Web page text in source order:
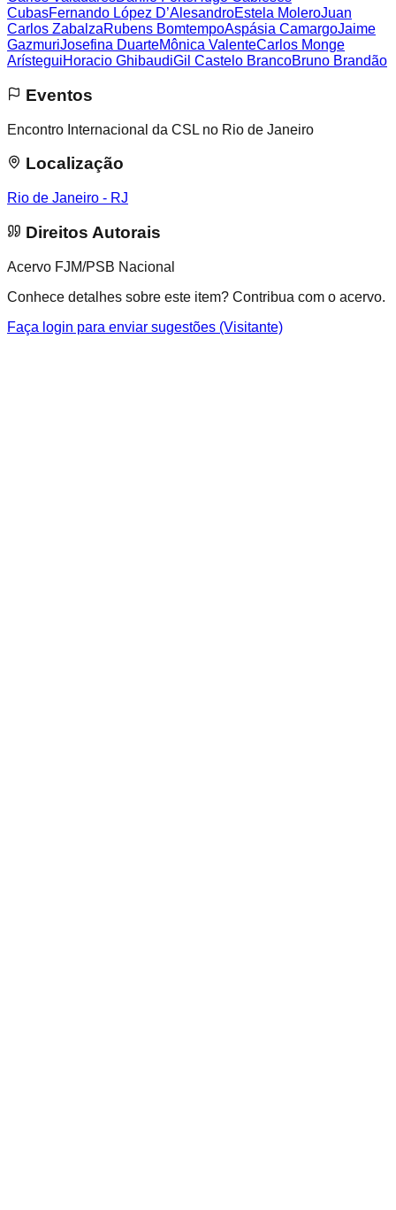
CubasFernando López D’AlesandroEstela MoleroJuan
Carlos ZabalzaRubens BomtempoAspásia CamargoJaime
GazmuriJosefina DuarteMônica ValenteCarlos Monge
ArísteguiHoracio GhibaudiGil Castelo BrancoBruno Brandão
Eventos
Encontro Internacional da CSL no Rio de Janeiro
Localização
Rio de Janeiro - RJ
Direitos Autorais
Acervo FJM/PSB Nacional
Conhece detalhes sobre este item? Contribua com o acervo.
Faça login para enviar sugestões (Visitante)